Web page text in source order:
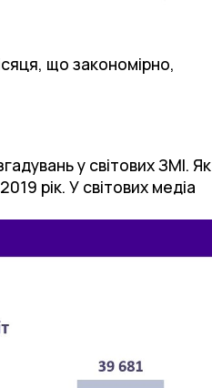
що закономірно,
у світових ЗМІ. Як
рік. У світових медіа